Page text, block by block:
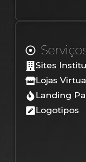
Sites
Lojas
Landing
Logotipos